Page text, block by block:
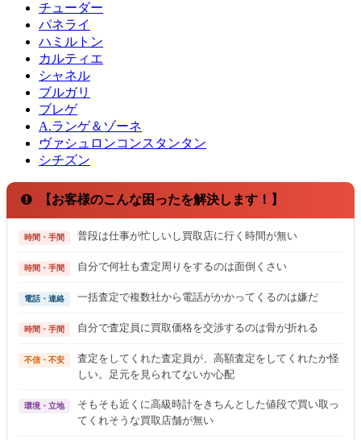
チューダー
パネライ
ハミルトン
カルティエ
シャネル
ブルガリ
ブレゲ
A.ランゲ＆ゾーネ
ヴァシュロンコンスタンタン
シチズン
【お客様のこんな困ったを解決します！】
時間・手間 普段は仕事が忙しいし買取店に行く時間が無い
時間・手間 自分で何社も査定周りをするのは面倒くさい
電話・連絡 一括査定で複数社から電話がかかってくるのは嫌だ
時間・手間 自分で査定員に買取価格を交渉するのは骨が折れる
不信・不安
査定をしてくれた査定員が、高額査定をしてくれたか怪
しい。足元を見られてないか心配
環境・立地
そもそも近くに高級時計をきちんとした値段で買い取っ
てくれそうな買取店舗が無い